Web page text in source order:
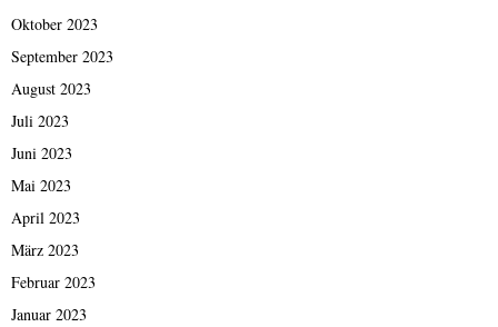
Oktober 2023
September 2023
August 2023
Juli 2023
Juni 2023
Mai 2023
April 2023
März 2023
Februar 2023
Januar 2023